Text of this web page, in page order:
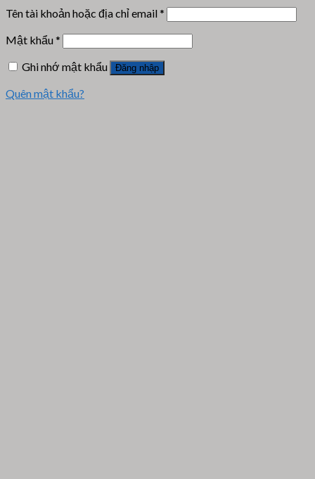
Tên tài khoản hoặc địa chỉ email*
Mật khẩu*
Ghi nhớ mật khẩu
Đăng nhập
Quên mật khẩu?